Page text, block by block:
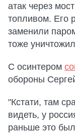
атак через
топливом. Его
заменили
тоже
С осинтером
обороны
"Кстати, там
видеть, у
раньше это